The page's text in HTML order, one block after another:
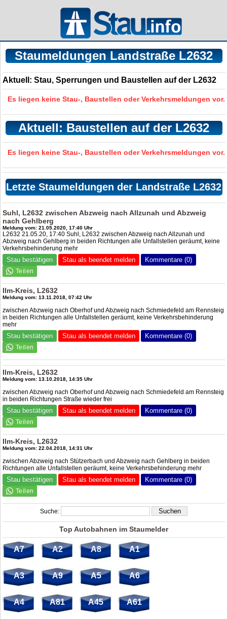
Staumeldungen Landstraße L2632
Aktuell: Stau, Sperrungen und Baustellen auf der L2632
Es liegen keine Stau-, Baustellen oder Verkehrsmeldungen vor.
Aktuell: Baustellen auf der L2632
Es liegen keine Stau-, Baustellen oder Verkehrsmeldungen vor.
Letzte Staumeldungen der Landstraße L2632
Suhl, L2632 zwischen Abzweig nach Allzunah und Abzweig
nach Gehlberg
Meldung vom: 21.05.2020, 17:40 Uhr
L2632 21.05.20, 17:40 Suhl, L2632 zwischen Abzweig nach Allzunah und
Abzweig nach Gehlberg in beiden Richtungen alle Unfallstellen geräumt, keine
Verkehrsbehinderung mehr
Stau bestätigen Stau als beendet melden Kommentare (0)
Ilm-Kreis, L2632
Meldung vom: 13.11.2018, 07:42 Uhr
zwischen Abzweig nach Oberhof und Abzweig nach Schmiedefeld am Rennsteig
in beiden Richtungen alle Unfallstellen geräumt, keine Verkehrsbehinderung
mehr
Stau bestätigen Stau als beendet melden Kommentare (0)
Ilm-Kreis, L2632
Meldung vom: 13.10.2018, 14:35 Uhr
zwischen Abzweig nach Oberhof und Abzweig nach Schmiedefeld am Rennsteig
in beiden Richtungen Straße wieder frei
Stau bestätigen Stau als beendet melden Kommentare (0)
Ilm-Kreis, L2632
Meldung vom: 22.04.2018, 14:31 Uhr
zwischen Abzweig nach Stützerbach und Abzweig nach Gehlberg in beiden
Richtungen alle Unfallstellen geräumt, keine Verkehrsbehinderung mehr
Stau bestätigen Stau als beendet melden Kommentare (0)
Suche:
Top Autobahnen im Staumelder
A7 A2 A8 A1
A3 A9 A5 A6
A4 A81 A45 A61